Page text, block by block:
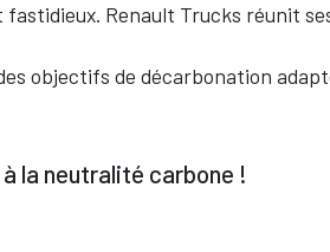
Renault Trucks réunit
objectifs de décarbonation
la neutralité carbone !